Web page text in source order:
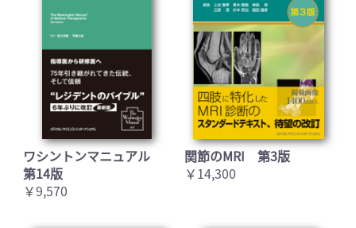
ワシントンマニュアル
第14版
￥9,570
関節のMRI 第3版
￥14,300